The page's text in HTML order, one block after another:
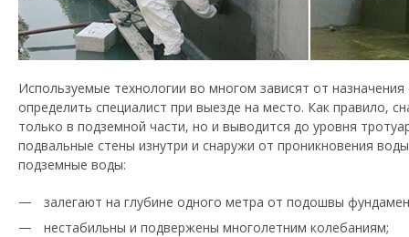
Используемые технологии во многом зависят от
определить специалист при выезде на место. Как правило,
только в подземной части, но и выводится до уровня
подвальные стены изнутри и снаружи от проникновения
подземные воды:
залегают на глубине одного метра от подошвы
нестабильны и подвержены многолетним колебаниям;